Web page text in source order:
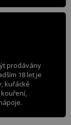
prodávány
18 let je
kuřácké